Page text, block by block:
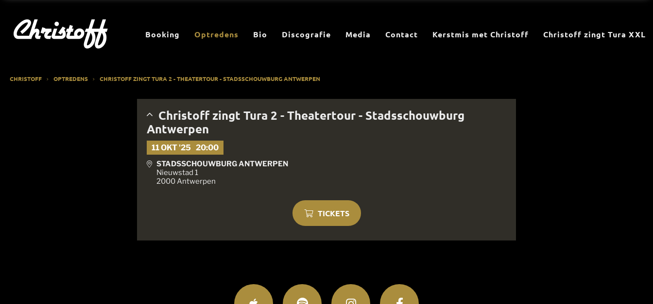
Booking Optredens Bio Discografie Media Contact Kerstmis met Christoff Christoff zingt Tura XXL
CHRISTOFF OPTREDENS CHRISTOFF ZINGT TURA 2 - THEATERTOUR - STADSSCHOUWBURG ANTWERPEN
Christoff zingt Tura 2 - Theatertour - Stadsschouwburg
Antwerpen
11 OKT '25 20:00
STADSSCHOUWBURG ANTWERPEN
Nieuwstad 1
2000 Antwerpen
TICKETS